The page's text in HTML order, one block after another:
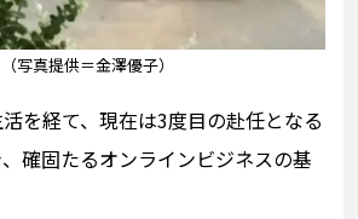
（写真提供＝金澤優子）
を経て、現在は3度目の赴任となる
確固たるオンラインビジネスの基